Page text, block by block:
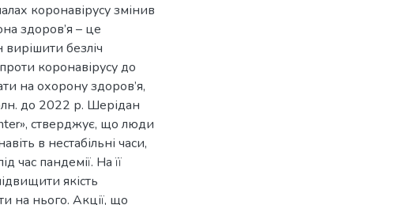
коронавірусу змінив
здоров’я – це
безліч
коронавірусу до
на охорону здоров’я,
до 2022 р. Шерідан
стверджує, що люди
в нестабільні часи,
час пандемії. На її
якість
на нього. Акції, що